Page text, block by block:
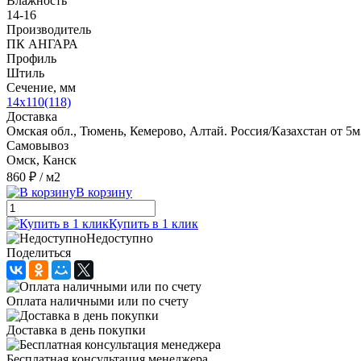
14-16
Производитель
ПК АНГАРА
Профиль
Штиль
Сечение, мм
14x110(118)
Доставка
Омская обл., Тюмень, Кемерово, Алтай. Россия/Казахстан от
Самовывоз
Омск, Канск
860 ₽ / м2
В корзину
Купить в 1 клик
Недоступно
Поделиться
Оплата наличными или по счету
Доставка в день покупки